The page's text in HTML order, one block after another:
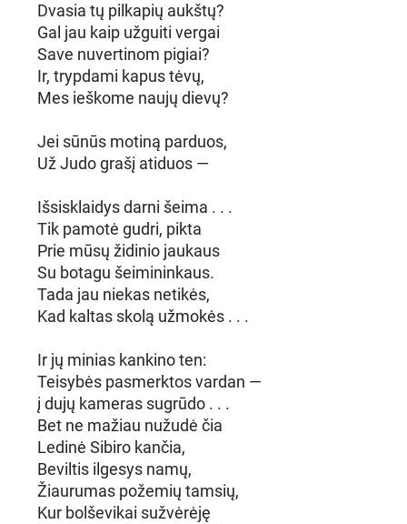
Dvasia tų pilkapių aukštų?
Gal jau kaip užguiti vergai
Save nuvertinom pigiai?
Ir, trypdami kapus tėvų,
Mes ieškome naujų dievų?
Jei sūnūs motiną parduos,
Už Judo grašį atiduos —
Išsisklaidys darni šeima . . .
Tik pamotė gudri, pikta
Prie mūsų židinio jaukaus
Su botagu šeimininkaus.
Tada jau niekas netikės,
Kad kaltas skolą užmokės . . .
Ir jų minias kankino ten:
Teisybės pasmerktos vardan —
į dujų kameras sugrūdo . . .
Bet ne mažiau nužudė čia
Ledinė Sibiro kančia,
Beviltis ilgesys namų,
Žiaurumas požemių tamsių,
Kur bolševikai sužvėrėję